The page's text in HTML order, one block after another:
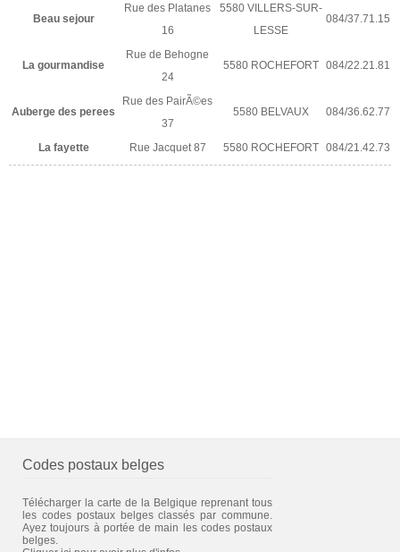
Beau sejour
Rue des Platanes
16
5580 VILLERS-SUR-
LESSE
084/37.71.15
La gourmandise
Rue de Behogne
24
5580 ROCHEFORT 084/22.21.81
Auberge des perees
Rue des PairÃ©es
37
5580 BELVAUX 084/36.62.77
La fayette Rue Jacquet 87 5580 ROCHEFORT 084/21.42.73
Codes postaux belges
Télécharger la carte de la Belgique reprenant tous
les codes postaux belges classés par commune.
Ayez toujours à portée de main les codes postaux
belges.